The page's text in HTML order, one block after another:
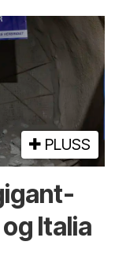
PLUSS
Italia